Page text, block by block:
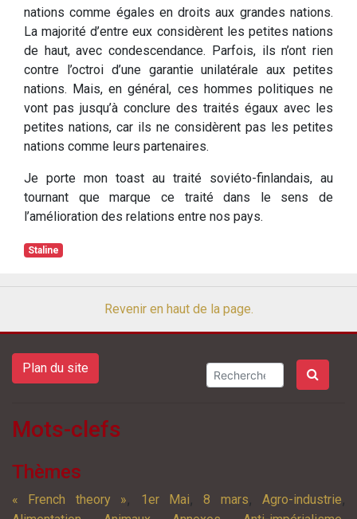
nations comme égales en droits aux grandes nations.
La majorité d’entre eux considèrent les petites nations
de haut, avec condescendance. Parfois, ils n’ont rien
contre l’octroi d’une garantie unilatérale aux petites
nations. Mais, en général, ces hommes politiques ne
vont pas jusqu’à conclure des traités égaux avec les
petites nations, car ils ne considèrent pas les petites
nations comme leurs partenaires.
Je porte mon toast au traité soviéto-finlandais, au
tournant que marque ce traité dans le sens de
l’amélioration des relations entre nos pays.
Staline
Revenir en haut de la page.
Plan du site
Mots-clefs
Thèmes
« French theory », 1er Mai,8 mars, Agro-industrie,